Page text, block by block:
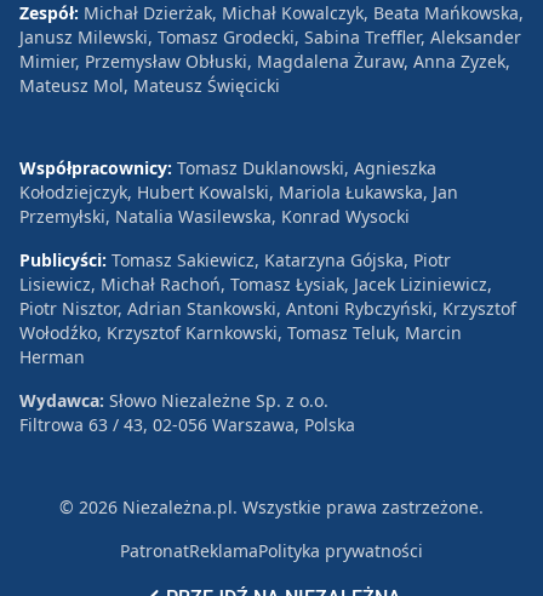
Zespół: Michał Dzierżak, Michał Kowalczyk, Beata Mańkowska,
Janusz Milewski, Tomasz Grodecki, Sabina Treffler, Aleksander
Mimier, Przemysław Obłuski, Magdalena Żuraw, Anna Zyzek,
Mateusz Mol, Mateusz Święcicki
Współpracownicy: Tomasz Duklanowski, Agnieszka
Kołodziejczyk, Hubert Kowalski, Mariola Łukawska, Jan
Przemyłski, Natalia Wasilewska, Konrad Wysocki
Publicyści: Tomasz Sakiewicz, Katarzyna Gójska, Piotr
Lisiewicz, Michał Rachoń, Tomasz Łysiak, Jacek Liziniewicz,
Piotr Nisztor, Adrian Stankowski, Antoni Rybczyński, Krzysztof
Wołodźko, Krzysztof Karnkowski, Tomasz Teluk, Marcin
Herman
Wydawca: Słowo Niezależne Sp. z o.o.
Filtrowa 63 / 43, 02-056 Warszawa, Polska
© 2026 Niezależna.pl. Wszystkie prawa zastrzeżone.
PatronatReklamaPolityka prywatności